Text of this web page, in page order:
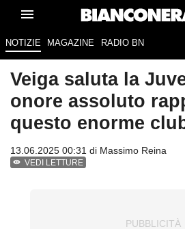
NOTIZIE MAGAZINE RADIO BN
Veiga saluta la
onore assoluto
questo enorme
13.06.2025 00:31 di Massimo Reina
VEDI LETTURE